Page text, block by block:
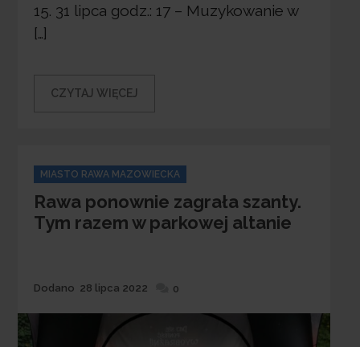
15. 31 lipca godz.: 17 – Muzykowanie w
[…]
CZYTAJ WIĘCEJ
Categories
MIASTO RAWA MAZOWIECKA
Rawa ponownie zagrała szanty.
Tym razem w parkowej altanie
Dodane
Dodano 28 lipca 2022 0